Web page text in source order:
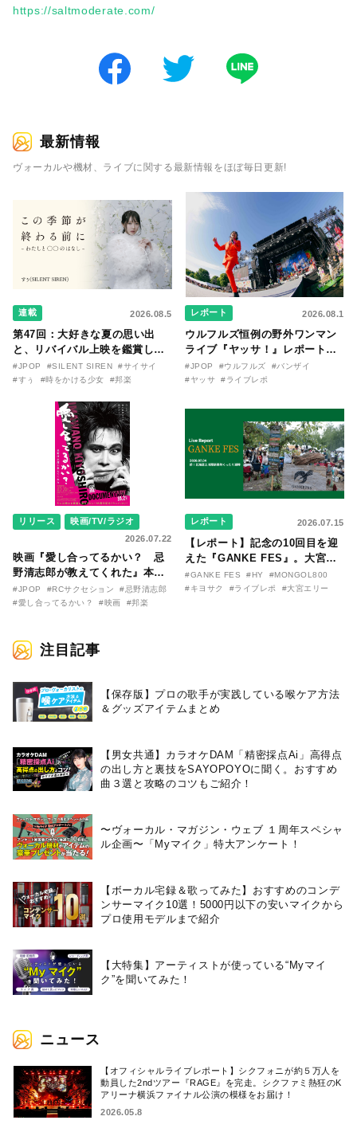
https://saltmoderate.com/
最新情報
ヴォーカルや機材、ライブに関する最新情報をほぼ毎日更新!
連載 2026.08.5
第47回：大好きな夏の思い出
と、リバイバル上映を鑑賞した
『時をかける少女』のおはなし
〜SILENT SIREN・すぅ『この
〇のはなし〜』
#JPOP #SILENT SIREN
#サイサイ
#すぅ
#時をかける少女 #邦楽
レポート 2026.08.1
ウルフルズ恒例の野外ワンマン
ライブ『ヤッサ！』レポート！
リリースから30年を迎えたアル
バム『バンザイ』完全再現に、
た日。
#JPOP #ウルフルズ
#バンザイ
#ヤッサ
#ライブレポ
リリース
映画/TV/ラジオ
2026.07.22
映画『愛し合ってるかい？ 忌
野清志郎が教えてくれた』本予
告映像とキービジュアルがつい
に解禁！ キヨシロー関連商品も
#JPOP #RCサクセション
#忌野清志郎
#愛し合ってるかい？
#映画 #邦楽
レポート 2026.07.15
【レポート】記念の10回目を迎
えた『GANKE FES』。大宮エ
リー作『アイヌの神々の崖』を
前に、キヨサク
#GANKE FES #HY
#MONGOL800
#キヨサク
#ライブレポ #大宮エリー
注目記事
【保存版】プロの歌手が実践している喉ケア⽅法
＆グッズアイテムまとめ
【男女共通】カラオケDAM「精密採点Ai」高得点
の出し方と裏技をSAYOPOYOに聞く。おすすめ
曲３選と攻略のコツもご紹介！
〜ヴォーカル・マガジン・ウェブ １周年スペシャ
ル企画〜「Myマイク」特大アンケート！
【ボーカル宅録＆歌ってみた】おすすめのコンデ
ンサーマイク10選！5000円以下の安いマイクから
プロ使用モデルまで紹介
【大特集】アーティストが使っている“Myマイ
ク”を聞いてみた！
ニュース
【オフィシャルライブレポート】シクフォニが約５万人を
動員した2ndツアー『RAGE』を完走。シクファミ熱狂のK
アリーナ横浜ファイナル公演の模様をお届け！
2026.05.8